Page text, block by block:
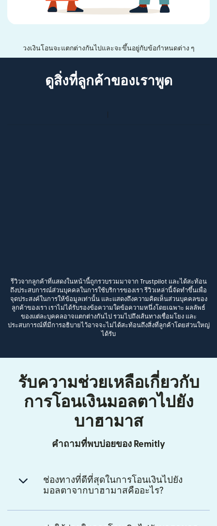
วงเงินโอนจะแตกต่างกันไปและจะขึ้นอยู่กับข้อกำหนดต่าง ๆ
ดูสิ่งที่ลูกค้าของเราพูด
รีวิวจากลูกค้าที่แสดงในหน้านี้ถูกรวบรวมมาจาก Trustpilot และได้สะท้อน
ถึงประสบการณ์ส่วนบุคคลในการใช้บริการของเรา รีวิวเหล่านี้จัดทำขึ้นเพื่อ
จุดประสงค์ในการให้ข้อมูลเท่านั้น และแสดงถึงความคิดเห็นส่วนบุคคลของ
ลูกค้าของเรา เราไม่ได้รับรองข้อความใดข้อความหนึ่งโดยเฉพาะ ผลลัพธ์
ของแต่ละบุคคลอาจแตกต่างกันไป รวมไปถึงเส้นทางเชื่อมโยง และ
ประสบการณ์ที่มีการอธิบายไว้อาจจะไม่ได้สะท้อนถึงสิ่งที่ลูกค้าโดยส่วนใหญ่
ได้รับ
รับความช่วยเหลือเกี่ยวกับ
การโอนเงินมอลตาไปยัง
บาฮามาส
คำถามที่พบบ่อยของ Remitly
ช่องทางที่ดีที่สุดในการโอนเงินไปยัง
มอลตาจากบาฮามาสคืออะไร?